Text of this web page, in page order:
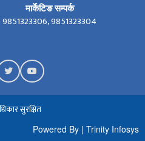
मार्केटिङ सम्पर्क
9851323306, 9851323304
सुरक्षित
Powered By | Trinity Infosys